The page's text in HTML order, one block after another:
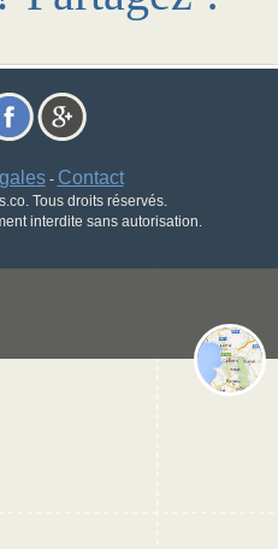
- Contact
Tous droits réservés.
interdite sans autorisation.